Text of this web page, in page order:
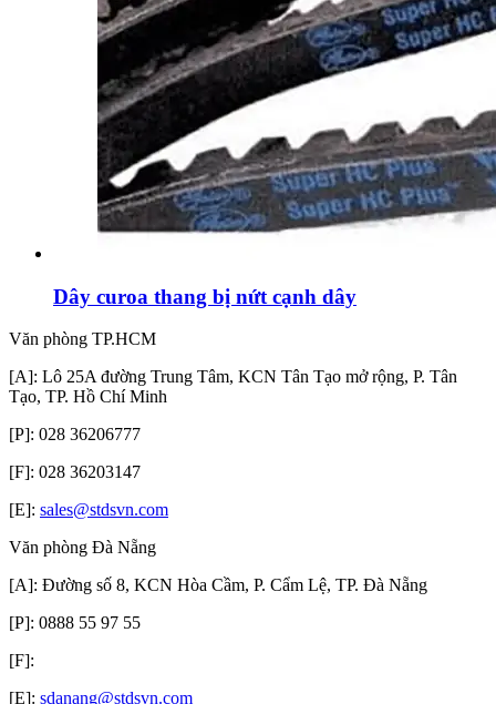
Dây curoa thang bị nứt cạnh dây
Văn phòng TP.HCM
[A]: Lô 25A đường Trung Tâm, KCN Tân Tạo mở rộng, P. Tân
Tạo, TP. Hồ Chí Minh
[P]: 028 36206777
[F]: 028 36203147
[E]: sales@stdsvn.com
Văn phòng Đà Nẵng
[A]: Đường số 8, KCN Hòa Cầm, P. Cẩm Lệ, TP. Đà Nẵng
[P]: 0888 55 97 55
[F]:
[E]: sdanang@stdsvn.com